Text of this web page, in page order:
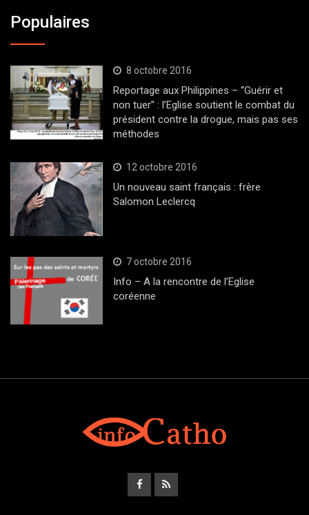
Populaires
8 octobre 2016
Reportage aux Philippines – “Guérir et
non tuer” : l’Eglise soutient le combat du
président contre la drogue, mais pas ses
méthodes
12 octobre 2016
Un nouveau saint français : frère
Salomon Leclercq
7 octobre 2016
Info – A la rencontre de l’Eglise
coréenne